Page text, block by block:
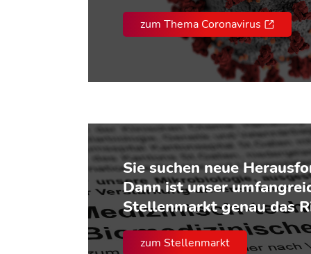
zum Thema Coronavirus
Sie suchen neue
Dann ist unser
Stellenmarkt genau das
zum Stellenmarkt